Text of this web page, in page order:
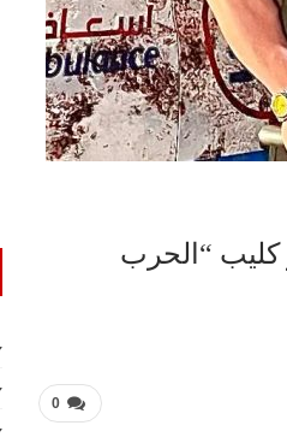
كليب “الحرب
0